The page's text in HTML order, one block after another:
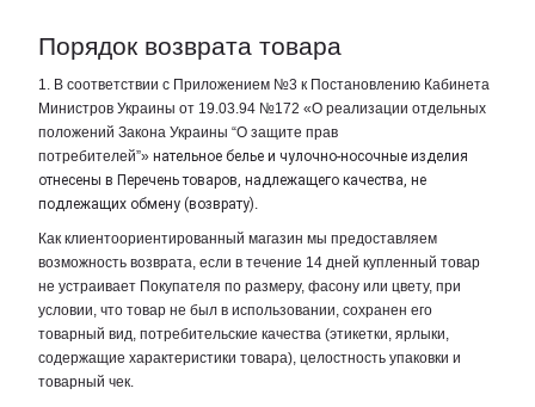
Порядок возврата товара
1. В соответствии с Приложением №3 к Постановлению Кабинета
Министров Украины от 19.03.94 №172 «О реализации отдельных
положений Закона Украины “О защите прав
потребителей”» нательное белье и чулочно-носочные изделия
отнесены в Перечень товаров, надлежащего качества, не
подлежащих обмену (возврату).
Как клиентоориентированный магазин мы предоставляем
возможность возврата, если в течение 14 дней купленный товар
не устраивает Покупателя по размеру, фасону или цвету, при
условии, что товар не был в использовании, сохранен его
товарный вид, потребительские качества (этикетки, ярлыки,
содержащие характеристики товара), целостность упаковки и
товарный чек.